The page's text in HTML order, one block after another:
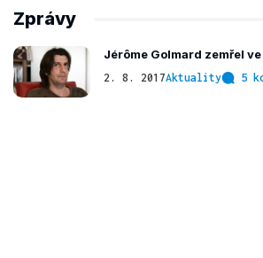
Zprávy
Jérôme Golmard zemřel
2. 8. 2017Aktuality 5